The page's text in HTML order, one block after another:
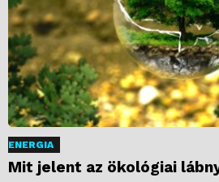
ENERGIA
Mit jelent az ökológiai